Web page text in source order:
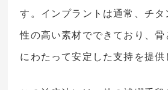
す。インプラントは通常、チ
性の高い素材でできており、
にわたって安定した支持を提供